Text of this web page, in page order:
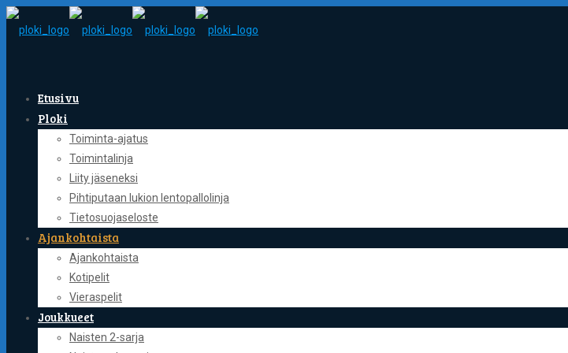
Etusivu
Ploki
Toiminta-ajatus
Toimintalinja
Liity jäseneksi
Pihtiputaan lukion lentopallolinja
Tietosuojaseloste
Ajankohtaista
Ajankohtaista
Kotipelit
Vieraspelit
Joukkueet
Naisten 2-sarja